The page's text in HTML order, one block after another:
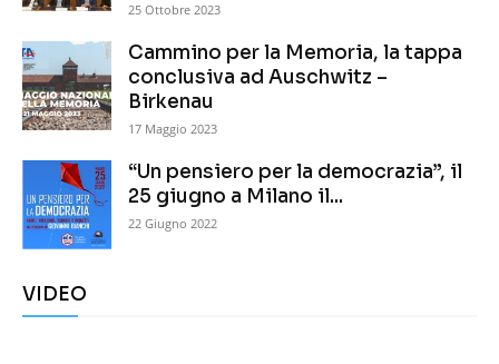
25 Ottobre 2023
Cammino per la Memoria, la tappa
conclusiva ad Auschwitz –
Birkenau
17 Maggio 2023
“Un pensiero per la democrazia”, il
25 giugno a Milano il...
22 Giugno 2022
VIDEO